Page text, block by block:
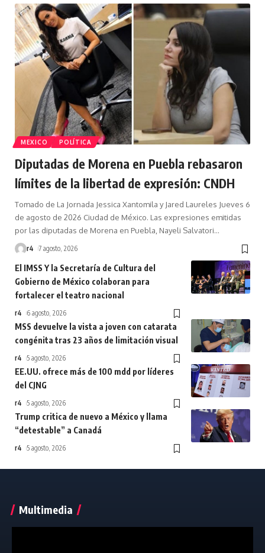
MEXICO POLÍTICA
Diputadas de Morena en Puebla rebasaron
límites de la libertad de expresión: CNDH
Tomado de La Jornada Jessica Xantomila y Jared Laureles Jueves 6
de agosto de 2026 Ciudad de México. Las expresiones emitidas
por las diputadas de Morena en Puebla, Nayeli Salvatori…
r4 7 agosto, 2026
El IMSS Y la Secretaría de Cultura del
Gobierno de México colaboran para
fortalecer el teatro nacional
r4 6 agosto, 2026
MSS devuelve la vista a joven con catarata
congénita tras 23 años de limitación visual
r4 5 agosto, 2026
EE.UU. ofrece más de 100 mdd por líderes
del CJNG
r4 5 agosto, 2026
Trump critica de nuevo a México y llama
“detestable” a Canadá
r4 5 agosto, 2026
Multimedia